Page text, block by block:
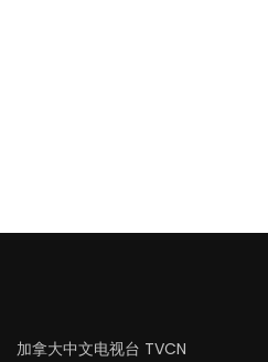
加拿大中文电视台 TVCN